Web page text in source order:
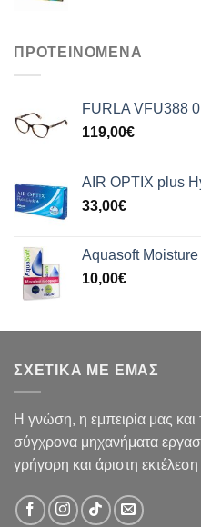
ΠΡΟΤΕΙΝΟΜΕΝΑ
FURLA VFU388
119,00€
AIR OPTIX plus
33,00€
Aquasoft
10,00€
ΣΧΕΤΙΚΑ ΜΕ ΕΜΑΣ
Η γνώση, η εμπειρία μας και
σύγχρονα μηχανήματα
γρήγορη και άριστη